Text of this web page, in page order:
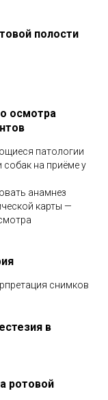
полости
осмотра
патологии
на приёме у
анамнез
карты —
снимков
в
ротовой